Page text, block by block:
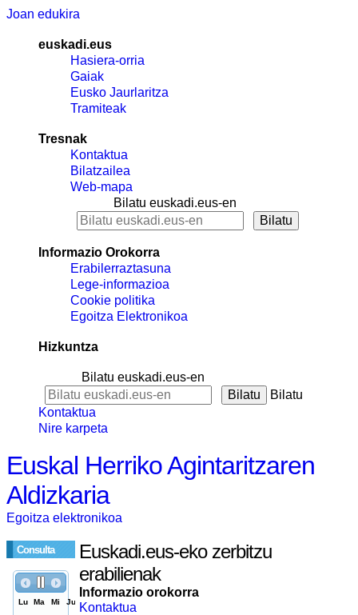
Joan edukira
euskadi.eus
Hasiera-orria
Gaiak
Eusko Jaurlaritza
Tramiteak
Tresnak
Kontaktua
Bilatzailea
Web-mapa
Bilatu euskadi.eus-en
Informazio Orokorra
Erabilerraztasuna
Lege-informazioa
Cookie politika
Egoitza Elektronikoa
Hizkuntza
Bilatu euskadi.eus-en
Bilatu
Kontaktua
Nire karpeta
Euskal Herriko Agintaritzaren
Aldizkaria
Egoitza elektronikoa
Consulta
Euskadi.eus-eko zerbitzu
erabilienak
Informazio orokorra
Kontaktua